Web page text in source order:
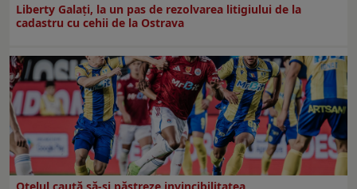
Liberty Galați, la un pas de rezolvarea litigiului de la
cadastru cu cehii de la Ostrava